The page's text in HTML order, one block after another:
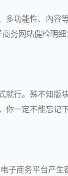
功能性、內
务网站健检明细：
行。殊不知
你一定不能忘记
子商务平台产生